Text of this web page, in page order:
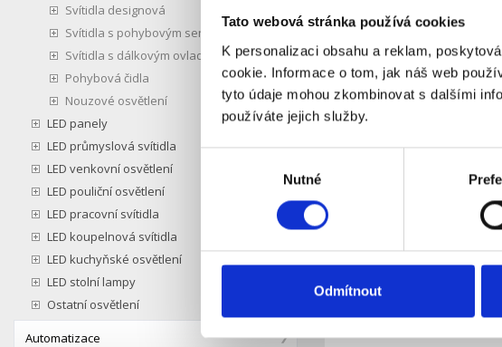
Tato webová stránka používá cookies
K personalizaci obsahu a reklam,
cookie. Informace o tom, jak náš web
tyto údaje mohou zkombinovat s dalšími
používáte jejich služby.
Nutné
Odmítnout
Svítidla designová
Svítidla s pohybovým senzorem
Svítidla s dálkovým ovladačem
Pohybová čidla
Nouzové osvětlení
LED panely
LED průmyslová svítidla
LED venkovní osvětlení
LED pouliční osvětlení
LED pracovní svítidla
LED koupelnová svítidla
LED kuchyňské osvětlení
LED stolní lampy
Ostatní osvětlení
Automatizace
LED stropní svítidlo LUKY
je z plastu a nabízí
Podobné a